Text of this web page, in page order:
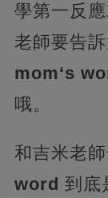
學第一反
老師要告
mom‘s
哦。
和吉米老
word 到底